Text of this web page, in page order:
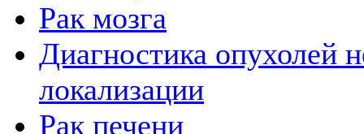
Рак мозга
Диагностика опухолей
локализации
Рак печени